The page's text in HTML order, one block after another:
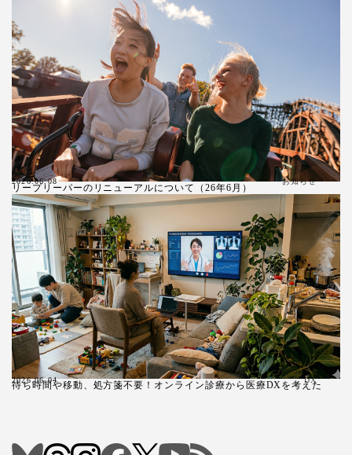
リープリーパーのリニューアルについて（26年6月）
2026.06.08 お知らせ
待ち時間や移動、処方箋不要！オンライン診療から医療DXを考えた
2026.06.04 DX